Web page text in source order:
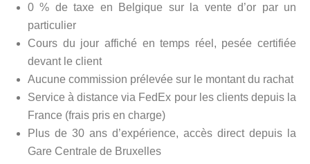
0 % de taxe en Belgique sur la vente d’or par un
particulier
Cours du jour affiché en temps réel, pesée certifiée
devant le client
Aucune commission prélevée sur le montant du rachat
Service à distance via FedEx pour les clients depuis la
France (frais pris en charge)
Plus de 30 ans d’expérience, accès direct depuis la
Gare Centrale de Bruxelles